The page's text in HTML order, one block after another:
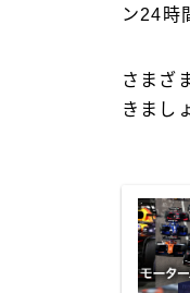
ン24時
さまざ
きまし